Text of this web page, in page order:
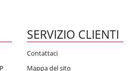
SERVIZIO CLIENTI
Contattaci
Mappa del sito